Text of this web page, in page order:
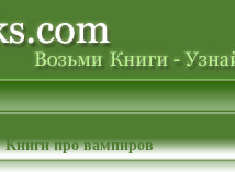
Книги про вампиров